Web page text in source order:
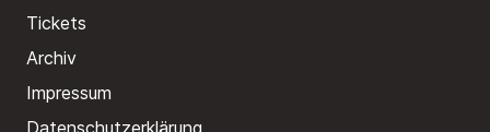
Tickets
Archiv
Impressum
Datenschutzerklärung